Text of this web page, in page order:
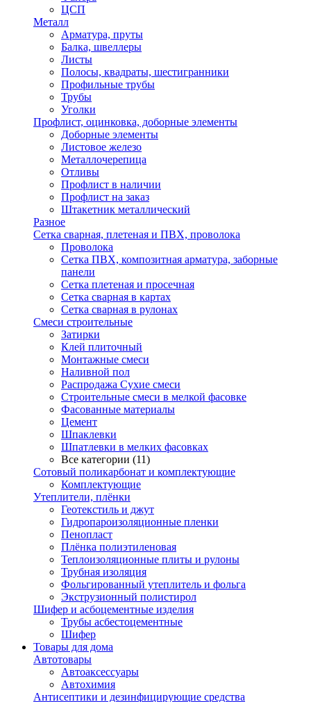
ЦСП
Металл
Арматура, пруты
Балка, швеллеры
Листы
Полосы, квадраты, шестигранники
Профильные трубы
Трубы
Уголки
Профлист, оцинковка, доборные элементы
Доборные элементы
Листовое железо
Металлочерепица
Отливы
Профлист в наличии
Профлист на заказ
Штакетник металлический
Разное
Сетка сварная, плетеная и ПВХ, проволока
Проволока
Сетка ПВХ, композитная арматура, заборные
панели
Сетка плетеная и просечная
Сетка сварная в картах
Сетка сварная в рулонах
Смеси строительные
Затирки
Клей плиточный
Монтажные смеси
Наливной пол
Распродажа Сухие смеси
Строительные смеси в мелкой фасовке
Фасованные материалы
Цемент
Шпаклевки
Шпатлевки в мелких фасовках
Все категории (11)
Сотовый поликарбонат и комплектующие
Комплектующие
Утеплители, плёнки
Геотекстиль и джут
Гидропароизоляционные пленки
Пенопласт
Плёнка полиэтиленовая
Теплоизоляционные плиты и рулоны
Трубная изоляция
Фольгированный утеплитель и фольга
Экструзионный полистирол
Шифер и асбоцементные изделия
Трубы асбестоцементные
Шифер
Товары для дома
Автотовары
Автоаксессуары
Автохимия
Антисептики и дезинфицирующие средства